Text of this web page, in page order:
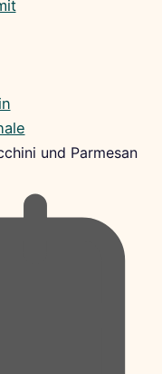
und Parmesan